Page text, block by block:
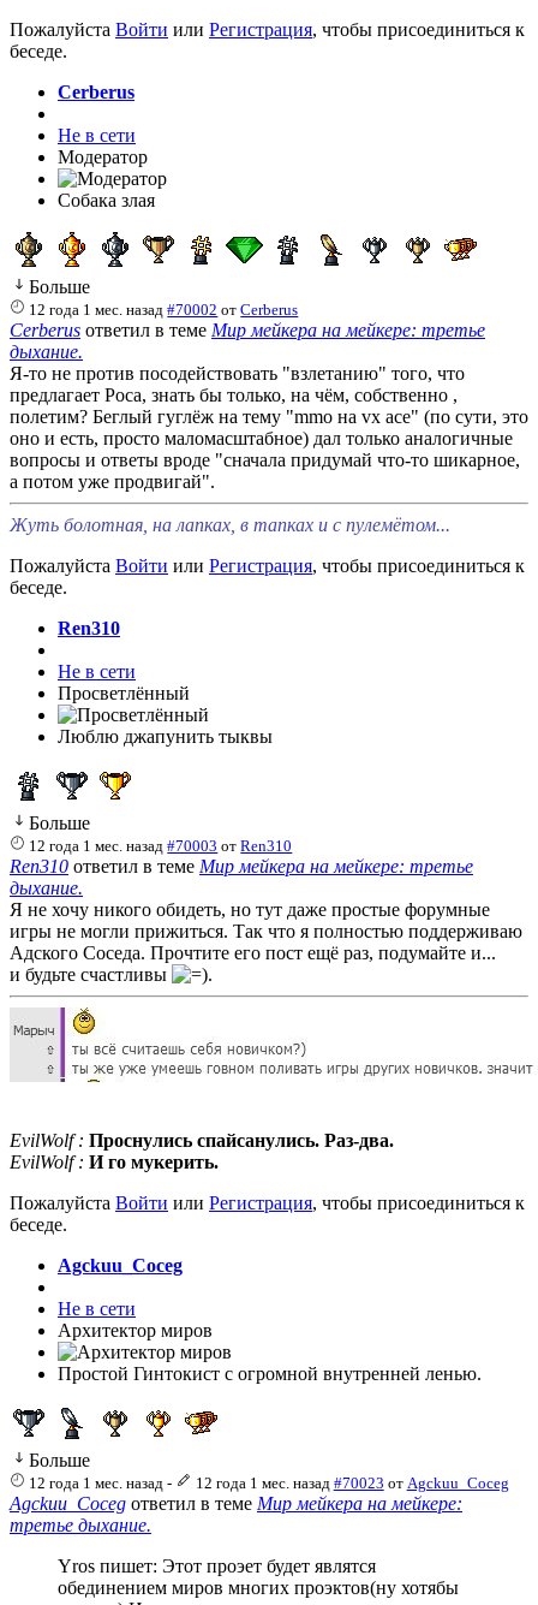
Пожалуйста Войти или Регистрация, чтобы присоединиться к
беседе.
Cerberus
Не в сети
Модератор
Собака злая
Больше
12 года 1 мес. назад #70002 отCerberus
Cerberus ответил в теме Мир мейкера на мейкере: третье
дыхание.
Я-то не против посодействовать "взлетанию" того, что
предлагает Роса, знать бы только, на чём, собственно ,
полетим? Беглый гуглёж на тему "mmo на vx ace" (по сути, это
оно и есть, просто маломасштабное) дал только аналогичные
вопросы и ответы вроде "сначала придумай что-то шикарное,
а потом уже продвигай".
Жуть болотная, на лапках, в тапках и с пулемётом...
Пожалуйста Войти или Регистрация, чтобы присоединиться к
беседе.
Ren310
Не в сети
Просветлённый
Люблю джапунить тыквы
Больше
12 года 1 мес. назад #70003 отRen310
Ren310 ответил в теме Мир мейкера на мейкере: третье
дыхание.
Я не хочу никого обидеть, но тут даже простые форумные
игры не могли прижиться. Так что я полностью поддерживаю
Адского Соседа. Прочтите его пост ещё раз, подумайте и...
и будьте счастливы
.
EvilWolf : Проснулись спайсанулись. Раз-два.
EvilWolf : И го мукерить.
Пожалуйста Войти или Регистрация, чтобы присоединиться к
беседе.
Agckuu_Coceg
Не в сети
Архитектор миров
Простой Гинтокист с огромной внутренней ленью.
Больше
12 года 1 мес. назад - 12 года 1 мес. назад #70023 от Agckuu_Coceg
Agckuu_Coceg ответил в теме Мир мейкера на мейкере:
третье дыхание.
Yros пишет: Этот проэет будет являтся
обединением миров многих проэктов(ну хотябы